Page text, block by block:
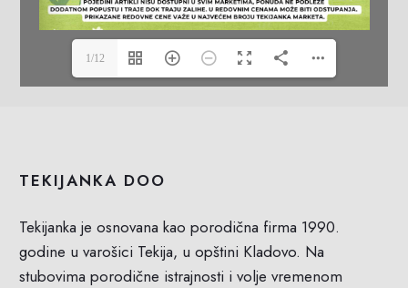
1/12
TEKIJANKA DOO
Tekijanka je osnovana kao porodična firma 1990.
godine u varošici Tekija, u opštini Kladovo. Na
stubovima porodične istrajnosti i volje vremenom